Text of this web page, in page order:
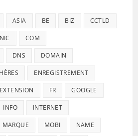
ASIA BE BIZ CCTLD
COM
DNS DOMAIN
ENREGISTREMENT
EXTENSION FR GOOGLE
INFO INTERNET
MARQUE MOBI NAME